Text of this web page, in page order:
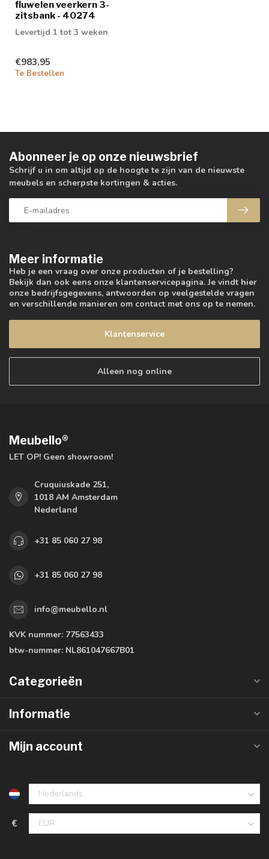
fluwelen veerkern 3-
zitsbank - 40274
Levertijd 1 tot 3 weken
€983,95
Te Bestellen
Meer informatie
Heb je een vraag over onze producten of je bestelling?
Bekijk dan ook eens onze klantenservicepagina. Je vindt hier
onze bedrijfsgegevens, antwoorden op veelgestelde vragen
en verschillende manieren om contact met ons op te nemen.
Klantenservice
Alleen nog online
Abonneer je op onze nieuwsbrief
Schrijf u in om altijd op de hoogte te zijn van de nieuwste
meubels en scherpste kortingen & acties.
Meubello®
LET OP! Geen showroom!
Cruquiuskade 251,
1018 AM Amsterdam
Nederland
+31 85 060 27 98
+31 85 060 27 98
info@meubello.nl
KVK nummer: 77563433
btw-nummer: NL861047667B01
Categorieën
Informatie
Mijn account
€